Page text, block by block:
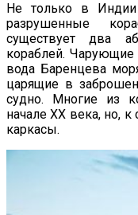
Не только в
разрушенные
существует два
кораблей. Чарующие
вода Баренцева
царящие в
судно. Многие из
начале XX века, но,
каркасы.